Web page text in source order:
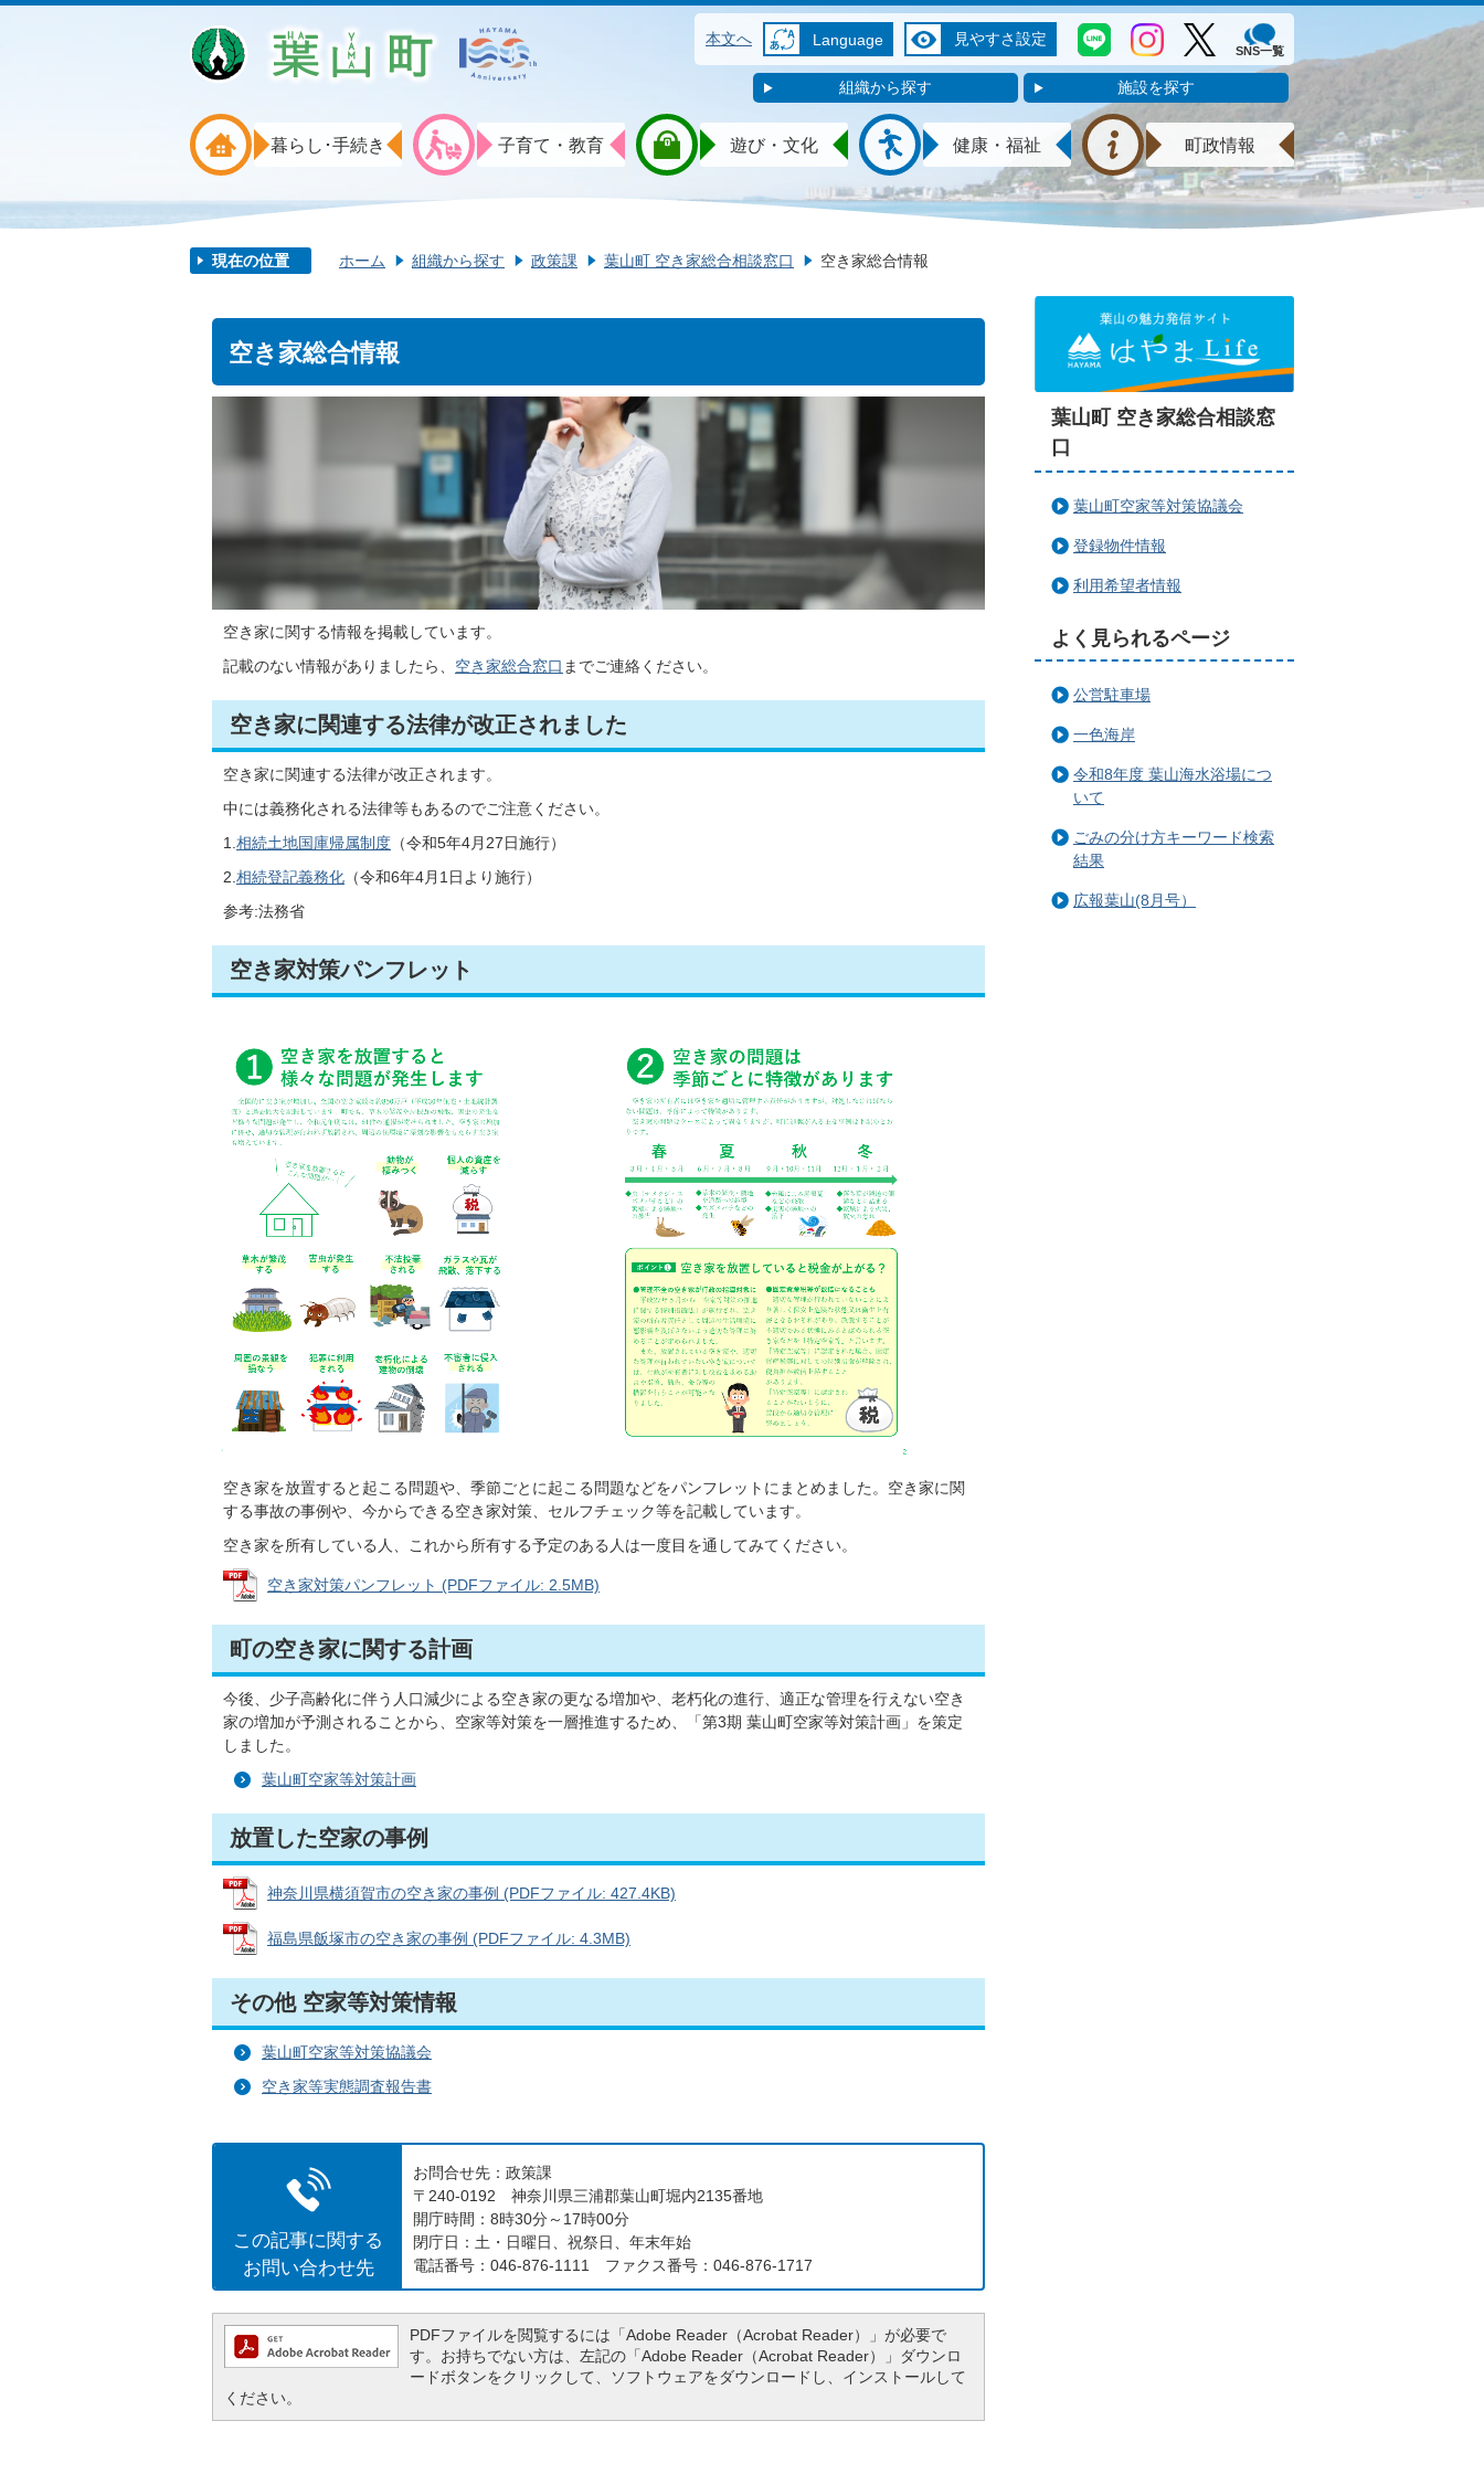
本文へ Language 見やすさ設定
SNS一覧
組織から探す 施設を探す
暮らし･手続き 子育て・教育 遊び・文化 健康・福祉 町政情報
現在の位置 ホーム 組織から探す 政策課 葉山町 空き家総合相談窓口 空き家総合情報
空き家総合情報
空き家に関する情報を掲載しています。
記載のない情報がありましたら、 空き家総合窓口 までご連絡ください。
空き家に関連する法律が改正されました
空き家に関連する法律が改正されます。
中には義務化される法律等もあるのでご注意ください。
1. 相続土地国庫帰属制度 （令和5年4月27日施行）
2. 相続登記義務化 （令和6年4月1日より施行）
参考:法務省
空き家対策パンフレット
空き家を放置すると起こる問題や、季節ごとに起こる問題などをパンフレットにまとめました。空き家に関
する事故の事例や、今からできる空き家対策、セルフチェック等を記載しています。
空き家を所有している人、これから所有する予定のある人は一度目を通してみてください。
空き家対策パンフレット (PDFファイル: 2.5MB)
町の空き家に関する計画
今後、少子高齢化に伴う人口減少による空き家の更なる増加や、老朽化の進行、適正な管理を行えない空き
家の増加が予測されることから、空家等対策を一層推進するため、「第3期 葉山町空家等対策計画」を策定
しました。
葉山町空家等対策計画
放置した空家の事例
神奈川県横須賀市の空き家の事例 (PDFファイル: 427.4KB)
福島県飯塚市の空き家の事例 (PDFファイル: 4.3MB)
その他 空家等対策情報
葉山町空家等対策協議会
空き家等実態調査報告書
この記事に関する
お問い合わせ先
お問合せ先：政策課
〒240-0192 神奈川県三浦郡葉山町堀内2135番地
開庁時間：8時30分～17時00分
閉庁日：土・日曜日、祝祭日、年末年始
電話番号：046-876-1111 ファクス番号：046-876-1717
PDFファイルを閲覧するには「Adobe Reader（Acrobat Reader）」が必要で
す。お持ちでない方は、左記の「Adobe Reader（Acrobat Reader）」ダウンロ
ードボタンをクリックして、ソフトウェアをダウンロードし、インストールして
ください。
葉山町 空き家総合相談窓
口
葉山町空家等対策協議会
登録物件情報
利用希望者情報
よく見られるページ
公営駐車場
一色海岸
令和8年度 葉山海水浴場につ
いて
ごみの分け方キーワード検索
結果
広報葉山(8月号）